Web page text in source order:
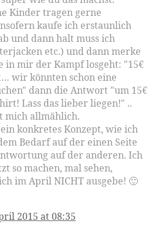
Kinder tragen gerne
kaufe ich erstaunlich
und dann halt muss ich
etc.) und dann merke
in mir der Kampf losgeht: "15€
wir könnten schon eine
dann die Antwort "um 15€
Lass das lieber liegen!" ..
mich allmählich.
konkretes Konzept, wie ich
Bedarf auf der einen Seite
auf der anderen. Ich
so machen, mal sehen,
im April NICHT ausgebe! 🙂
2015 at 08:35